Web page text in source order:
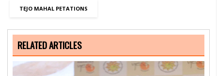
TEJO MAHAL PETATIONS
RELATED ARTICLES